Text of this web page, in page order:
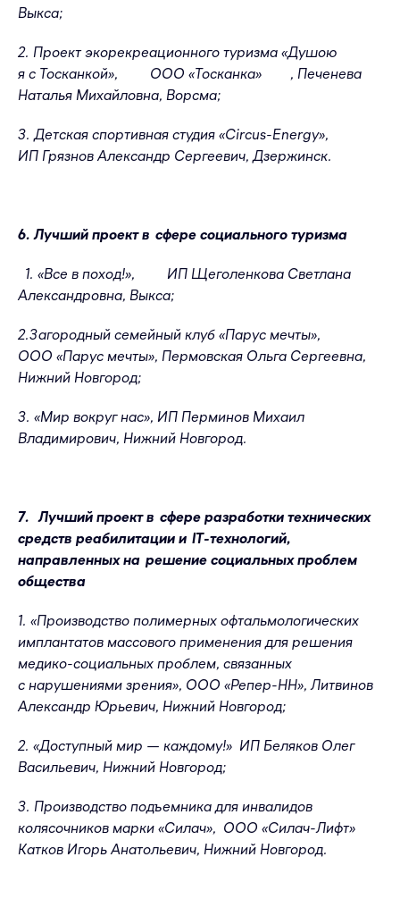
Выкса;
2. Проект экорекреационного туризма «Душою
я с Тосканкой», ООО «Тосканка» , Печенева
Наталья Михайловна, Ворсма;
3. Детская спортивная студия «Circus-Energy»,
ИП Грязнов Александр Сергеевич, Дзержинск.
6. Лучший проект в сфере социального туризма
1. «Все в поход!», ИП Щеголенкова Светлана
Александровна, Выкса;
2.Загородный семейный клуб «Парус мечты»,
ООО «Парус мечты», Пермовская Ольга Сергеевна,
Нижний Новгород;
3. «Мир вокруг нас», ИП Перминов Михаил
Владимирович, Нижний Новгород.
7. Лучший проект в сфере разработки технических
средств реабилитации и IT-технологий,
направленных на решение социальных проблем
общества
1. «Производство полимерных офтальмологических
имплантатов массового применения для решения
медико-социальных проблем, связанных
с нарушениями зрения», ООО «Репер-НН», Литвинов
Александр Юрьевич, Нижний Новгород;
2. «Доступный мир — каждому!» ИП Беляков Олег
Васильевич, Нижний Новгород;
3. Производство подъемника для инвалидов
колясочников марки «Силач», ООО «Силач-Лифт»
Катков Игорь Анатольевич, Нижний Новгород.